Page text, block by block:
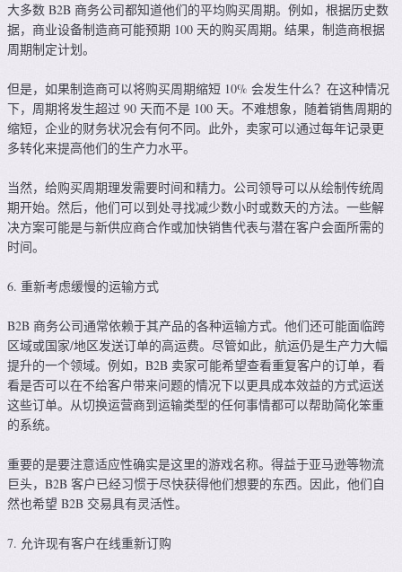
大多数 B2B 商务公司都知道他们的平均购买周期。例如，根据历史数
据，商业设备制造商可能预期 100 天的购买周期。结果，制造商根据
周期制定计划。
但是，如果制造商可以将购买周期缩短 10% 会发生什么？在这种情况
下，周期将发生超过 90 天而不是 100 天。不难想象，随着销售周期的
缩短，企业的财务状况会有何不同。此外，卖家可以通过每年记录更
多转化来提高他们的生产力水平。
当然，给购买周期理发需要时间和精力。公司领导可以从绘制传统周
期开始。然后，他们可以到处寻找减少数小时或数天的方法。一些解
决方案可能是与新供应商合作或加快销售代表与潜在客户会面所需的
时间。
6. 重新考虑缓慢的运输方式
B2B 商务公司通常依赖于其产品的各种运输方式。他们还可能面临跨
区域或国家/地区发送订单的高运费。尽管如此，航运仍是生产力大幅
提升的一个领域。例如，B2B 卖家可能希望查看重复客户的订单，看
看是否可以在不给客户带来问题的情况下以更具成本效益的方式运送
这些订单。从切换运营商到运输类型的任何事情都可以帮助简化笨重
的系统。
重要的是要注意适应性确实是这里的游戏名称。得益于亚马逊等物流
巨头，B2B 客户已经习惯于尽快获得他们想要的东西。因此，他们自
然也希望 B2B 交易具有灵活性。
7. 允许现有客户在线重新订购